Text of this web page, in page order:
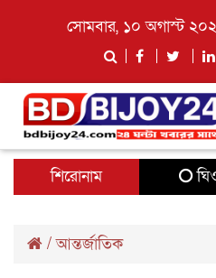
সোমবার, ১০ অগাস্ট
শিরোনাম
/আন্তর্জাতিক